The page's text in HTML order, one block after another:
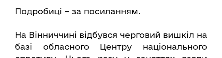
Подробиці – за посиланням.
На Вінниччині відбувся черговий вишкіл на
базі обласного Центру національного